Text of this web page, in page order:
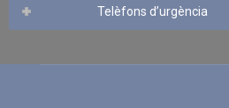
Telèfons d’urgència